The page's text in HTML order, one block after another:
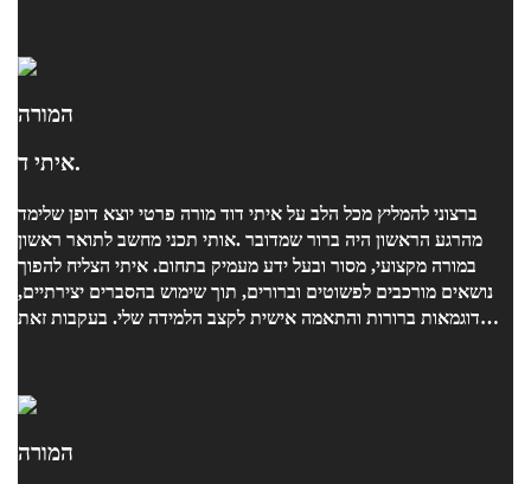
המורה
איתי ד.
אותי תכני מחשב לתואר ראשון. ‎מהרגע הראשון היה ברור שמדובר
במורה מקצועי, מסור ובעל ידע מעמיק בתחום. איתי הצליח להפוך
נושאים מורכבים לפשוטים וברורים, תוך שימוש בהסברים יצירתיים,
דוגמאות ברורות והתאמה אישית לקצב הלמידה שלי. בעקבות זאת
המורה